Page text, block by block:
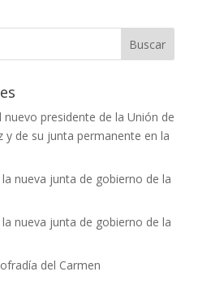
presidente de la Unión de
y de su junta permanente en la
nueva junta de gobierno de la
nueva junta de gobierno de la
del Carmen